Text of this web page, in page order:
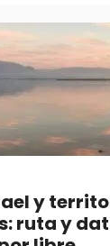
y
ruta y